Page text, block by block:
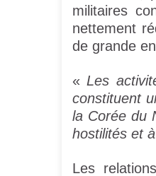
militaires
nettement
de grande
« Les
constituent
la Corée du
hostilités et
Les